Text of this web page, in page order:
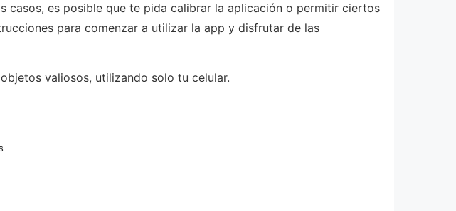
casos, es posible que te pida calibrar la aplicación o permitir ciertos
para comenzar a utilizar la app y disfrutar de las
valiosos, utilizando solo tu celular.